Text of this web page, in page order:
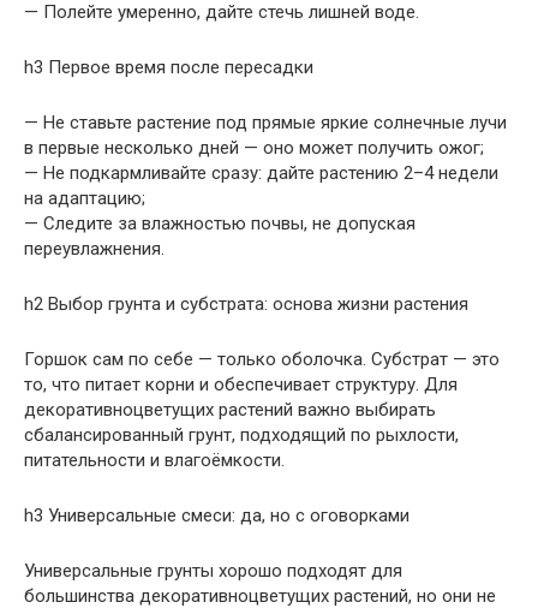
— Полейте умеренно, дайте стечь лишней воде.
h3 Первое время после пересадки
— Не ставьте растение под прямые яркие солнечные лучи
в первые несколько дней — оно может получить ожог;
— Не подкармливайте сразу: дайте растению 2–4 недели
на адаптацию;
— Следите за влажностью почвы, не допуская
переувлажнения.
h2 Выбор грунта и субстрата: основа жизни растения
Горшок сам по себе — только оболочка. Субстрат — это
то, что питает корни и обеспечивает структуру. Для
декоративноцветущих растений важно выбирать
сбалансированный грунт, подходящий по рыхлости,
питательности и влагоёмкости.
h3 Универсальные смеси: да, но с оговорками
Универсальные грунты хорошо подходят для
большинства декоративноцветущих растений, но они не